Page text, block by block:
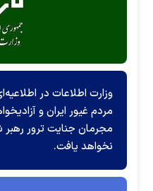
وزارت اطلاعات در
مردم غیور ایران و
مجرمان جنایت ترور رهبر
نخواهد یافت.